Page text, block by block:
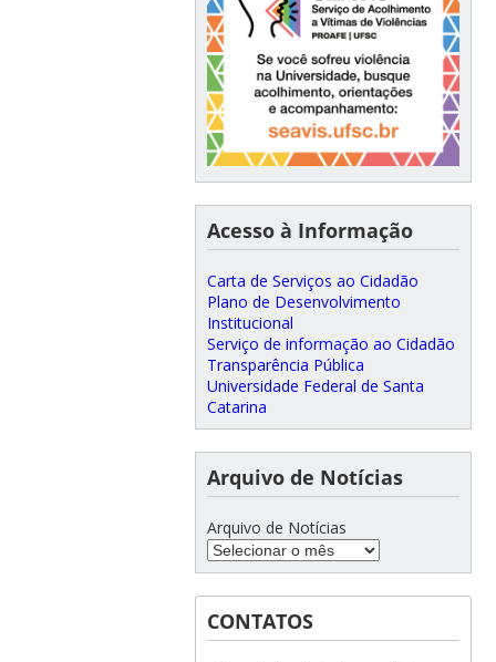
Acesso à Informação
Carta de Serviços ao Cidadão
Plano de Desenvolvimento
Institucional
Serviço de informação ao Cidadão
Transparência Pública
Universidade Federal de Santa
Catarina
Arquivo de Notícias
Arquivo de Notícias
CONTATOS